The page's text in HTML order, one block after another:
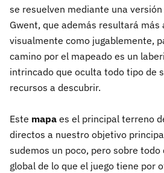
se resuelven mediante una
Gwent, que además resultará
visualmente como jugablemente,
camino por el mapeado es un
intrincado que oculta todo tipo de
recursos a descubrir.
Este mapa es el principal terreno
directos a nuestro objetivo
sudemos un poco, pero sobre todo
global de lo que el juego tiene por